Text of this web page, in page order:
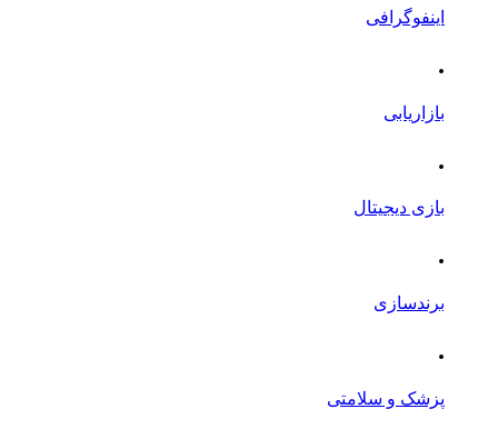
اینفوگرافی
.
بازاریابی
.
بازی دیجیتال
.
برندسازی
.
پزشک و سلامتی